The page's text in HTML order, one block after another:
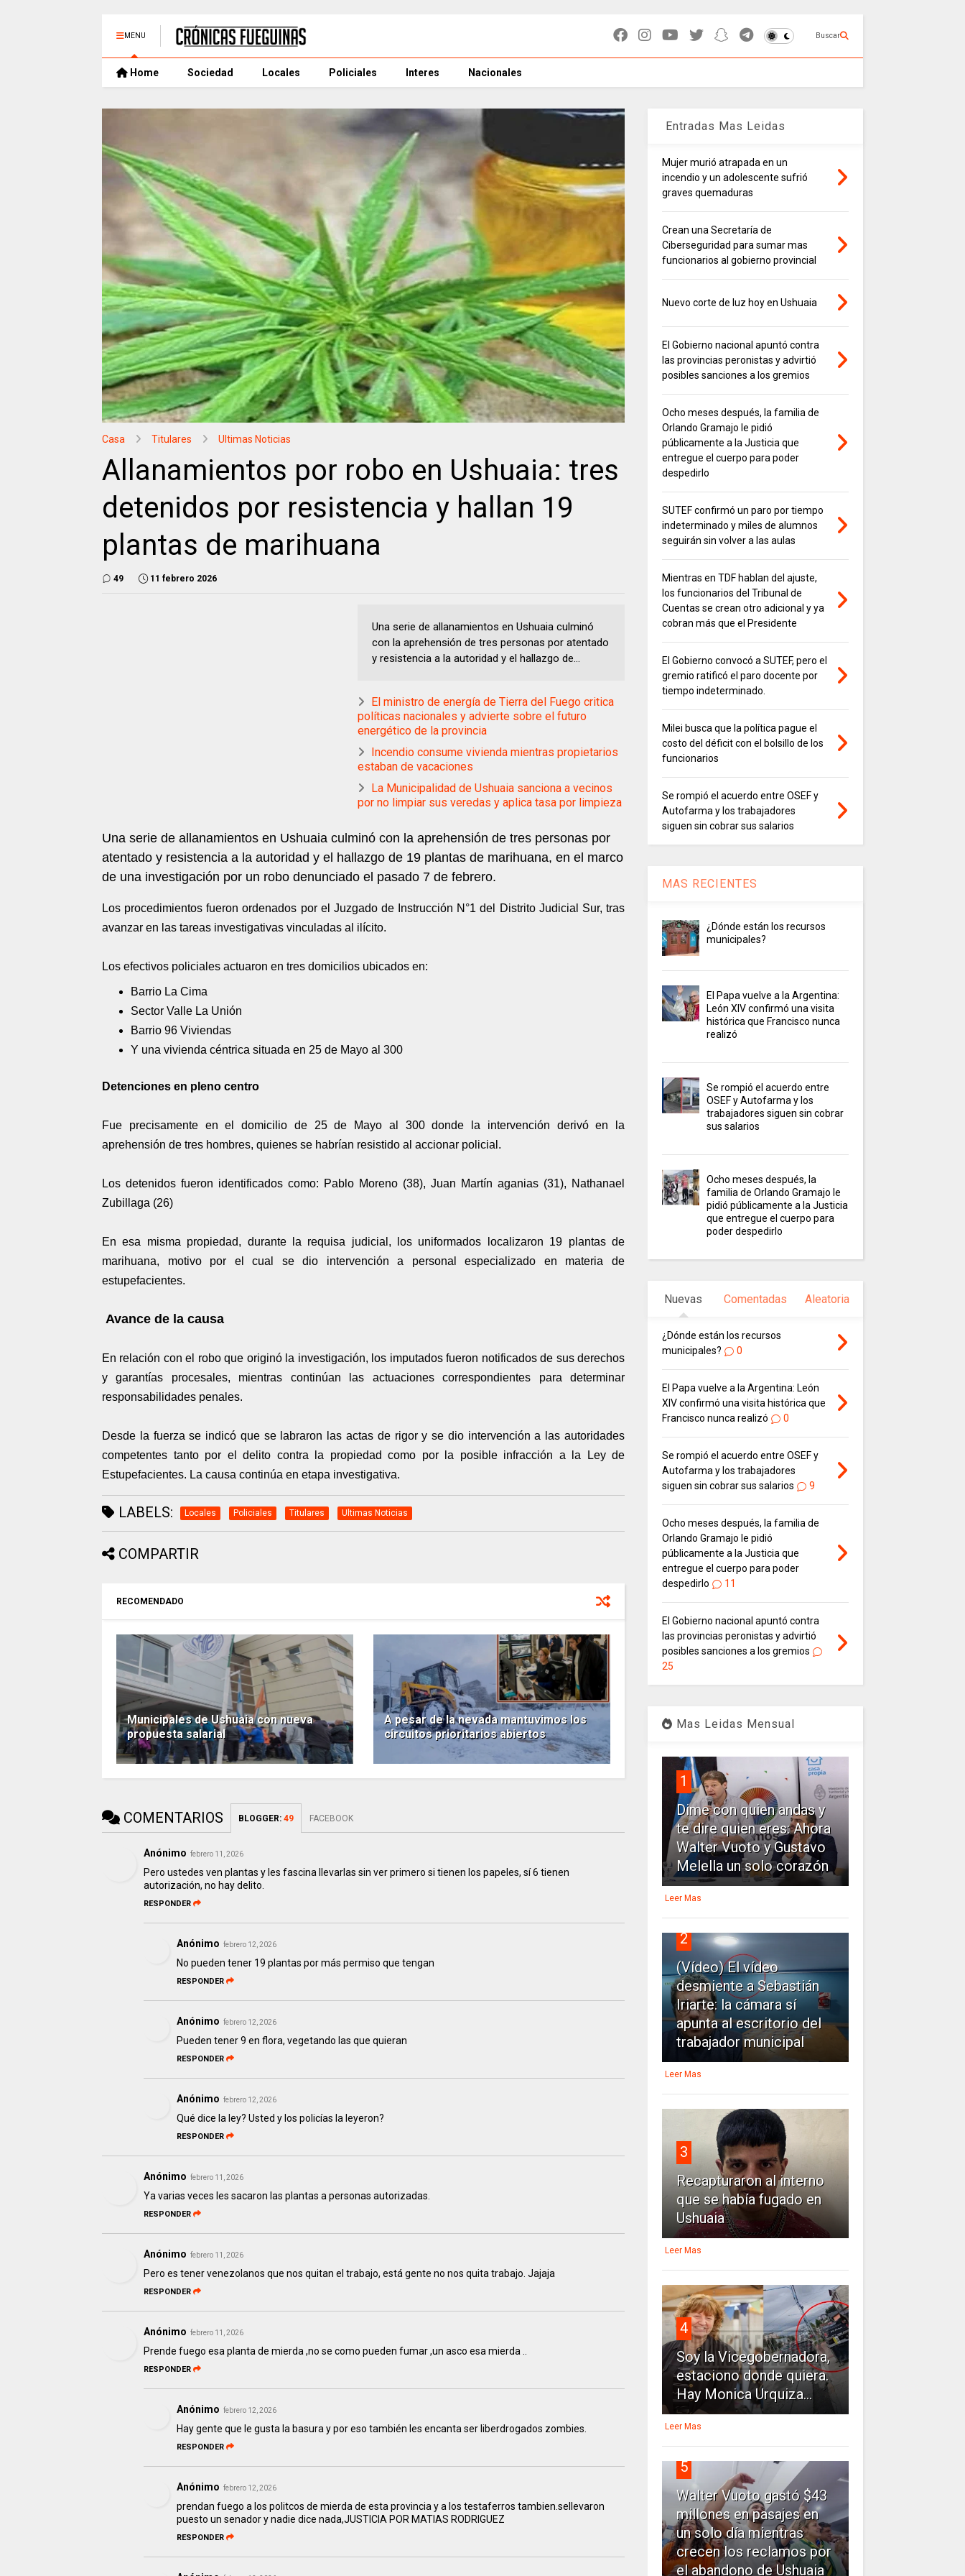
MENU Buscar
Home Sociedad Locales Policiales Interes Nacionales
Casa Titulares Ultimas Noticias
Allanamientos por robo en Ushuaia: tres
detenidos por resistencia y hallan 19
plantas de marihuana
49 11 febrero 2026
Una serie de allanamientos en Ushuaia culminó
con la aprehensión de tres personas por atentado
y resistencia a la autoridad y el hallazgo de...
El ministro de energía de Tierra del Fuego critica
políticas nacionales y advierte sobre el futuro
energético de la provincia
Incendio consume vivienda mientras propietarios
estaban de vacaciones
La Municipalidad de Ushuaia sanciona a vecinos
por no limpiar sus veredas y aplica tasa por limpieza
Una serie de allanamientos en Ushuaia culminó con la aprehensión de tres personas por
atentado y resistencia a la autoridad y el hallazgo de 19 plantas de marihuana, en el marco
de una investigación por un robo denunciado el pasado 7 de febrero.
Los procedimientos fueron ordenados por el Juzgado de Instrucción N°1 del Distrito Judicial Sur, tras
avanzar en las tareas investigativas vinculadas al ilícito.
Los efectivos policiales actuaron en tres domicilios ubicados en:
Barrio La Cima
Sector Valle La Unión
Barrio 96 Viviendas
Y una vivienda céntrica situada en 25 de Mayo al 300
Detenciones en pleno centro
Fue precisamente en el domicilio de 25 de Mayo al 300 donde la intervención derivó en la
aprehensión de tres hombres, quienes se habrían resistido al accionar policial.
Los detenidos fueron identificados como: Pablo Moreno (38), Juan Martín aganias (31), Nathanael
Zubillaga (26)
En esa misma propiedad, durante la requisa judicial, los uniformados localizaron 19 plantas de
marihuana, motivo por el cual se dio intervención a personal especializado en materia de
estupefacientes.
Avance de la causa
En relación con el robo que originó la investigación, los imputados fueron notificados de sus derechos
y garantías procesales, mientras continúan las actuaciones correspondientes para determinar
responsabilidades penales.
Desde la fuerza se indicó que se labraron las actas de rigor y se dio intervención a las autoridades
competentes tanto por el delito contra la propiedad como por la posible infracción a la Ley de
Estupefacientes. La causa continúa en etapa investigativa.
LABELS: Locales Policiales Titulares Ultimas Noticias
COMPARTIR
RECOMENDADO
Municipales de Ushuaia con nueva
propuesta salarial
A pesar de la nevada mantuvimos los
circuitos prioritarios abiertos
COMENTARIOS BLOGGER: 49 FACEBOOK
Anónimo febrero 11, 2026
Pero ustedes ven plantas y les fascina llevarlas sin ver primero si tienen los papeles, sí 6 tienen
autorización, no hay delito.
RESPONDER
Anónimo febrero 12, 2026
No pueden tener 19 plantas por más permiso que tengan
RESPONDER
Anónimo febrero 12, 2026
Pueden tener 9 en flora, vegetando las que quieran
RESPONDER
Anónimo febrero 12, 2026
Qué dice la ley? Usted y los policías la leyeron?
RESPONDER
Anónimo febrero 11, 2026
Ya varias veces les sacaron las plantas a personas autorizadas.
RESPONDER
Anónimo febrero 11, 2026
Pero es tener venezolanos que nos quitan el trabajo, está gente no nos quita trabajo. Jajaja
RESPONDER
Anónimo febrero 11, 2026
Prende fuego esa planta de mierda ,no se como pueden fumar ,un asco esa mierda ..
RESPONDER
Anónimo febrero 12, 2026
Hay gente que le gusta la basura y por eso también les encanta ser liberdrogados zombies.
RESPONDER
Anónimo febrero 12, 2026
prendan fuego a los politcos de mierda de esta provincia y a los testaferros tambien.sellevaron
puesto un senador y nadie dice nada,JUSTICIA POR MATIAS RODRIGUEZ
RESPONDER
Entradas Mas Leidas
Mujer murió atrapada en un
incendio y un adolescente sufrió
graves quemaduras
Crean una Secretaría de
Ciberseguridad para sumar mas
funcionarios al gobierno provincial
Nuevo corte de luz hoy en Ushuaia
El Gobierno nacional apuntó contra
las provincias peronistas y advirtió
posibles sanciones a los gremios
Ocho meses después, la familia de
Orlando Gramajo le pidió
públicamente a la Justicia que
entregue el cuerpo para poder
despedirlo
SUTEF confirmó un paro por tiempo
indeterminado y miles de alumnos
seguirán sin volver a las aulas
Mientras en TDF hablan del ajuste,
los funcionarios del Tribunal de
Cuentas se crean otro adicional y ya
cobran más que el Presidente
El Gobierno convocó a SUTEF, pero el
gremio ratificó el paro docente por
tiempo indeterminado.
Milei busca que la política pague el
costo del déficit con el bolsillo de los
funcionarios
Se rompió el acuerdo entre OSEF y
Autofarma y los trabajadores
siguen sin cobrar sus salarios
MAS RECIENTES
¿Dónde están los recursos
municipales?
El Papa vuelve a la Argentina:
León XIV confirmó una visita
histórica que Francisco nunca
realizó
Se rompió el acuerdo entre
OSEF y Autofarma y los
trabajadores siguen sin cobrar
sus salarios
Ocho meses después, la
familia de Orlando Gramajo le
pidió públicamente a la Justicia
que entregue el cuerpo para
poder despedirlo
Nuevas Comentadas Aleatoria
¿Dónde están los recursos
municipales?
0
El Papa vuelve a la Argentina: León
XIV confirmó una visita histórica que
Francisco nunca realizó
0
Se rompió el acuerdo entre OSEF y
Autofarma y los trabajadores
siguen sin cobrar sus salarios
9
Ocho meses después, la familia de
Orlando Gramajo le pidió
públicamente a la Justicia que
entregue el cuerpo para poder
despedirlo
11
El Gobierno nacional apuntó contra
las provincias peronistas y advirtió
posibles sanciones a los gremios
25
Mas Leidas Mensual
1
Dime con quien andas y
te dire quien eres: Ahora
Walter Vuoto y Gustavo
Melella un solo corazón
Leer Mas
2
(Vídeo) El vídeo
desmiente a Sebastián
Iriarte: la cámara sí
apunta al escritorio del
trabajador municipal
Leer Mas
3
Recapturaron al interno
que se había fugado en
Ushuaia
Leer Mas
4
Soy la Vicegobernadora,
estaciono donde quiera.
Hay Monica Urquiza...
Leer Mas
5
Walter Vuoto gastó $43
millones en pasajes en
un solo día mientras
crecen los reclamos por
el abandono de Ushuaia